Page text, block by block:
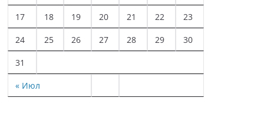
« Июл
17 18 19 20 21 22 23
24 25 26 27 28 29 30
31